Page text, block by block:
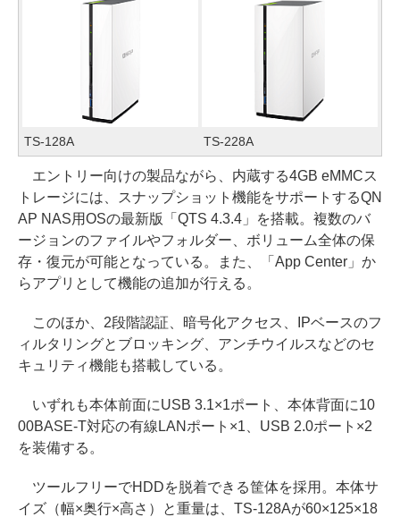
TS-128A TS-228A
エントリー向けの製品ながら、内蔵する4GB eMMCス
トレージには、スナップショット機能をサポートするQN
AP NAS用OSの最新版「QTS 4.3.4」を搭載。複数のバ
ージョンのファイルやフォルダー、ボリューム全体の保
存・復元が可能となっている。また、「App Center」か
らアプリとして機能の追加が行える。
このほか、2段階認証、暗号化アクセス、IPベースのフ
ィルタリングとブロッキング、アンチウイルスなどのセ
キュリティ機能も搭載している。
いずれも本体前面にUSB 3.1×1ポート、本体背面に10
00BASE-T対応の有線LANポート×1、USB 2.0ポート×2
を装備する。
ツールフリーでHDDを脱着できる筐体を採用。本体サ
イズ（幅×奥行×高さ）と重量は、TS-128Aが60×125×18